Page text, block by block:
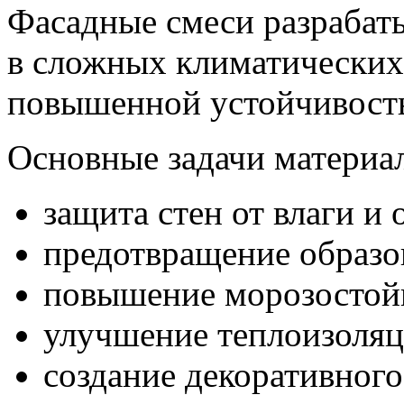
Фасадные смеси
в сложных
повышенной
Основные задачи
защита стен от влаги и
предотвращение
повышение
улучшение
создание